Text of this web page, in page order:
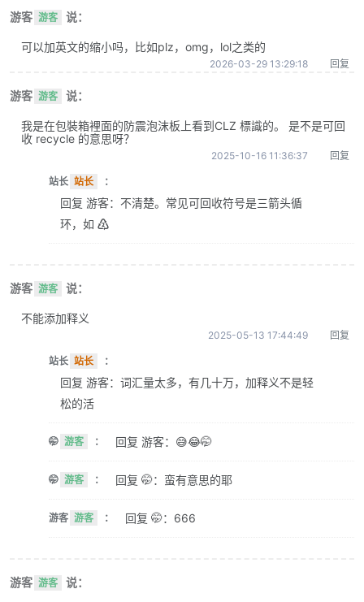
游客 游客 说：
可以加英文的缩小吗，比如plz，omg，lol之类的
2026-03-29 13:29:18 回复
游客 游客 说：
我是在包裝箱裡面的防震泡沫板上看到CLZ 標識的。 是不是可回
收 recycle 的意思呀？
2025-10-16 11:36:37 回复
站长 站长 ：
回复 游客：不清楚。常见可回收符号是三箭头循
环，如 ♴
游客 游客 说：
不能添加释义
2025-05-13 17:44:49 回复
站长 站长 ：
回复 游客：词汇量太多，有几十万，加释义不是轻
松的活
🤭 游客 ： 回复 游客：😅😂🤭
🤭 游客 ： 回复 🤭：蛮有意思的耶
游客 游客 ： 回复 🤭：666
游客 游客 说：